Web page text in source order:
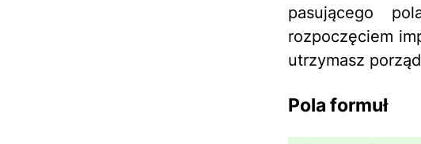
pasującego
rozpoczęciem
utrzymasz
Pola formuł